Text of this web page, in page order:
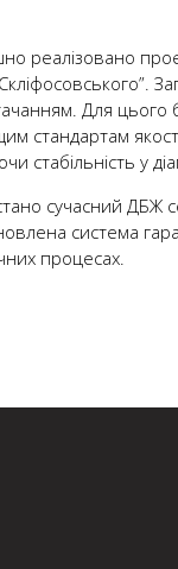
реалізовано
Для цього
стандартам
стабільність у
сучасний ДБЖ
система
процесах.